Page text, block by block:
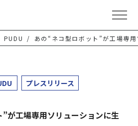
PUDU あの“ネコ型ロボット”が工場専
プレスリリース
が工場専用ソリューションに生